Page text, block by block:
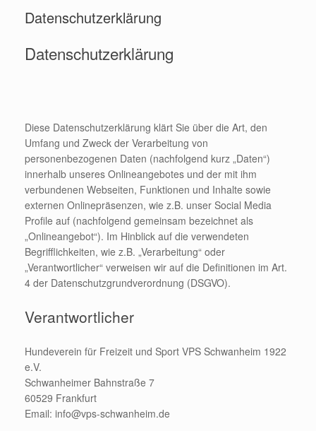
Datenschutzerklärung
Datenschutzerklärung
Diese Datenschutzerklärung klärt Sie über die Art, den
Umfang und Zweck der Verarbeitung von
personenbezogenen Daten (nachfolgend kurz „Daten“)
innerhalb unseres Onlineangebotes und der mit ihm
verbundenen Webseiten, Funktionen und Inhalte sowie
externen Onlinepräsenzen, wie z.B. unser Social Media
Profile auf (nachfolgend gemeinsam bezeichnet als
„Onlineangebot“). Im Hinblick auf die verwendeten
Begrifflichkeiten, wie z.B. „Verarbeitung“ oder
„Verantwortlicher“ verweisen wir auf die Definitionen im Art.
4 der Datenschutzgrundverordnung (DSGVO).
Verantwortlicher
Hundeverein für Freizeit und Sport VPS Schwanheim 1922
e.V.
Schwanheimer Bahnstraße 7
60529 Frankfurt
Email: info@vps-schwanheim.de